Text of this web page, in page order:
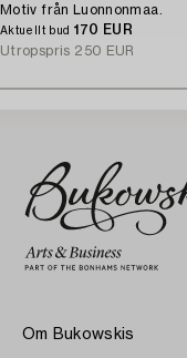
Motiv från Luonnonmaa.
Aktuellt bud 170 EUR
Utropspris 250 EUR
Om Bukowskis